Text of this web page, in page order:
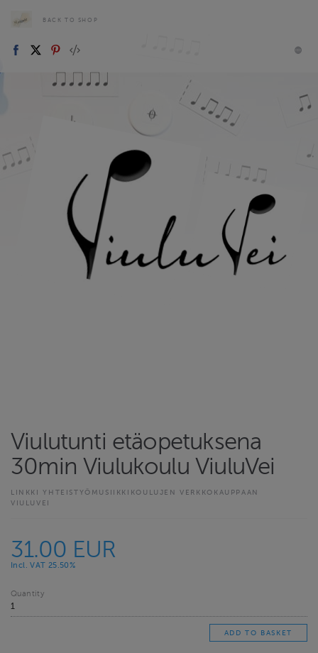
BACK TO SHOP
Viulutunti etäopetuksena
30min Viulukoulu ViuluVei
LINKKI YHTEISTYÖMUSIIKKIKOULUJEN VERKKOKAUPPAAN
VIULUVEI
31.00 EUR
Incl. VAT 25.50%
Quantity